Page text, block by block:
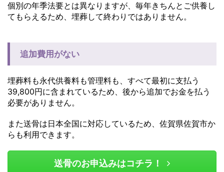
個別の年季法要とは異なりますが、毎年きちんとご供養し
てもらえるため、埋葬して終わりではありません。
追加費用がない
埋葬料も永代供養料も管理料も、すべて最初に支払う
39,800円に含まれているため、後から追加でお金を払う
必要がありません。
また送骨は日本全国に対応しているため、佐賀県佐賀市か
らも利用できます。
送骨のお申込みはコチラ！